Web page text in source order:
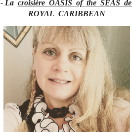
- La croisière OASIS of the SEAS de
ROYAL CARIBBEAN